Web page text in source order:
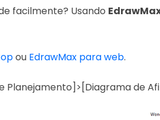
facilmente? Usando
ou EdrawMax para web.
Planejamento]>[Diagrama de